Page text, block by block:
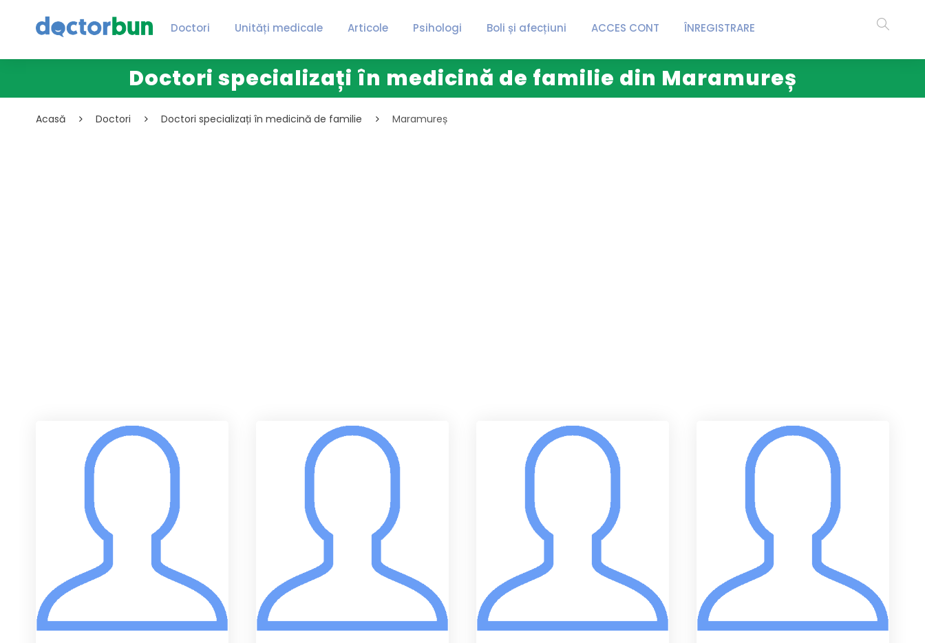
Doctori Unități medicale Articole Psihologi Boli și afecțiuni ACCES CONT ÎNREGISTRARE
Doctori specializați în medicină de familie din Maramureș
Acasă Doctori Doctori specializați în medicină de familie Maramureș